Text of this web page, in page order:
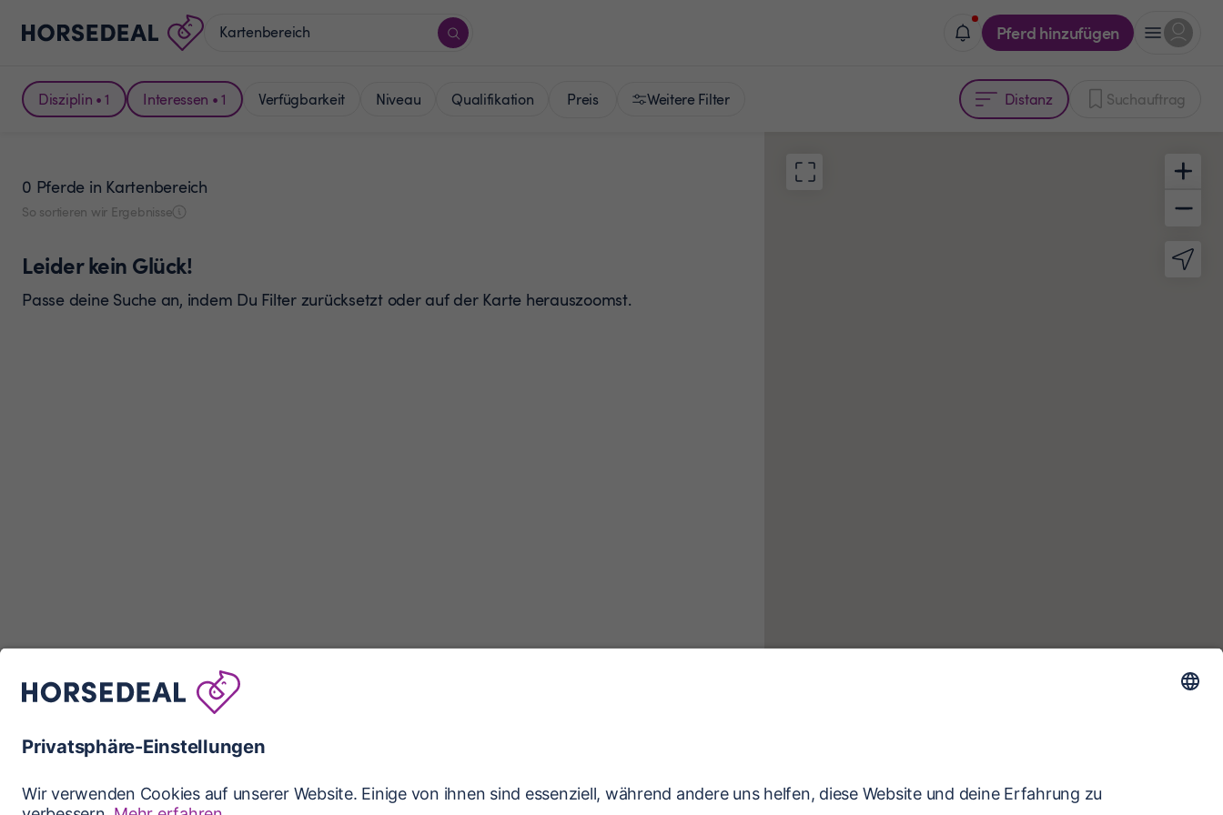
Pferd hinzufügen
Disziplin • 1 Interessen • 1 Verfügbarkeit Niveau Qualifikation Preis Weitere Filter Distanz Suchauftrag
0 Pferde in Kartenbereich
So sortieren wir Ergebnisse
Leider kein Glück!
Passe deine Suche an, indem Du Filter zurücksetzt oder auf der Karte herauszoomst.